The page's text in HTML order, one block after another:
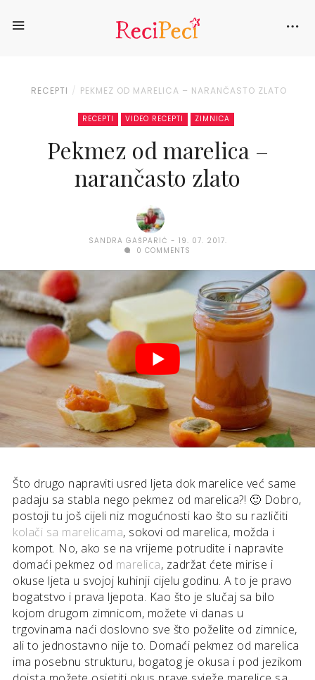
RECEPTI PEKMEZ OD MARELICA – NARANČASTO ZLATO
RECEPTI VIDEO RECEPTI ZIMNICA
Pekmez od marelica –
narančasto zlato
SANDRA GAŠPARIĆ
19. 07. 2017.
0 COMMENTS
Što drugo napraviti usred ljeta dok marelice već same
padaju sa stabla nego pekmez od marelica?! 🙂 Dobro,
postoji tu još cijeli niz mogućnosti kao što su različiti
kolači sa marelicama, sokovi od marelica, možda i
kompot. No, ako se na vrijeme potrudite i napravite
domaći pekmez od marelica, zadržat ćete mirise i
okuse ljeta u svojoj kuhinji cijelu godinu. A to je pravo
bogatstvo i prava ljepota. Kao što je slučaj sa bilo
kojom drugom zimnicom, možete vi danas u
trgovinama naći doslovno sve što poželite od zimnice,
ali to jednostavno nije to. Domaći pekmez od marelica
ima posebnu strukturu, bogatog je okusa i pod jezikom